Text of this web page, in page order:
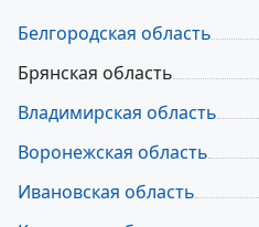
Белгородская область
Брянская область
Владимирская область
Воронежская область
Ивановская область